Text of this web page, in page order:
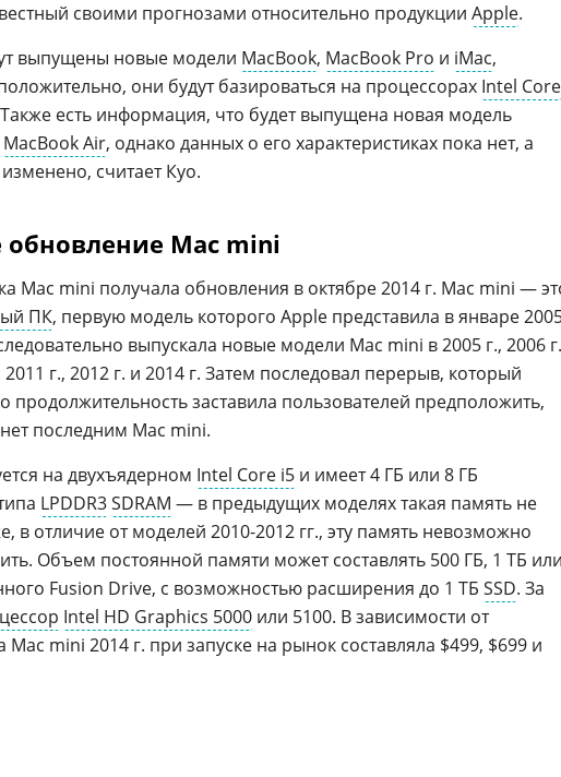
своими прогнозами относительно продукции Apple.
выпущены новые модели MacBook, MacBook Pro и iMac,
они будут базироваться на процессорах Intel Core
есть информация, что будет выпущена новая модель
MacBook Air, однако данных о его характеристиках пока нет, а
считает Куо.
Mac mini
Mac mini получала обновления в октябре 2014 г. Mac mini —
ПК, первую модель которого Apple представила в январе
выпускала новые модели Mac mini в 2005 г., 2006
2011 г., 2012 г. и 2014 г. Затем последовал перерыв, который
продолжительность заставила пользователей предположить,
последним Mac mini.
на двухъядерном Intel Core i5 и имеет 4 ГБ или 8 ГБ
LPDDR3SDRAM — в предыдущих моделях такая память не
в отличие от моделей 2010-2012 гг., эту память невозможно
Объем постоянной памяти может составлять 500 ГБ, 1 ТБ
Fusion Drive, с возможностью расширения до 1 ТБ SSD. За
Intel HD Graphics 5000 или 5100. В зависимости от
Mac mini 2014 г. при запуске на рынок составляла $499, $699 и